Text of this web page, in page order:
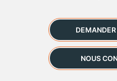
NOUS